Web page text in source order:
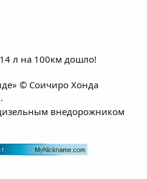
л на 100км дошло!
© Соичиро Хонда
внедорожником